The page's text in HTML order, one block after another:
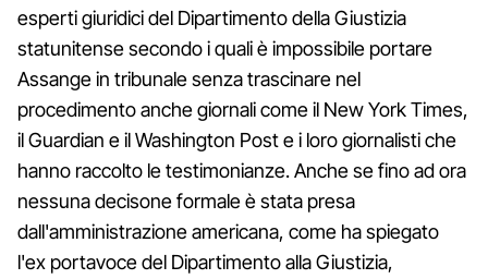
esperti giuridici del Dipartimento della Giustizia
statunitense secondo i quali è impossibile portare
Assange in tribunale senza trascinare nel
procedimento anche giornali come il New York Times,
il Guardian e il Washington Post e i loro giornalisti che
hanno raccolto le testimonianze. Anche se fino ad ora
nessuna decisone formale è stata presa
dall'amministrazione americana, come ha spiegato
l'ex portavoce del Dipartimento alla Giustizia,